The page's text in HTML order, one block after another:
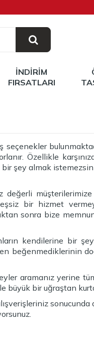
İNDIRIM
FIRSATLARI
seçenekler
Özellikle
şey almak
değerli
bir hizmet
sonra bize
kendilerine bir
beğenmediklerinin
aramanız yerine
büyük bir uğraştan
sonucunda